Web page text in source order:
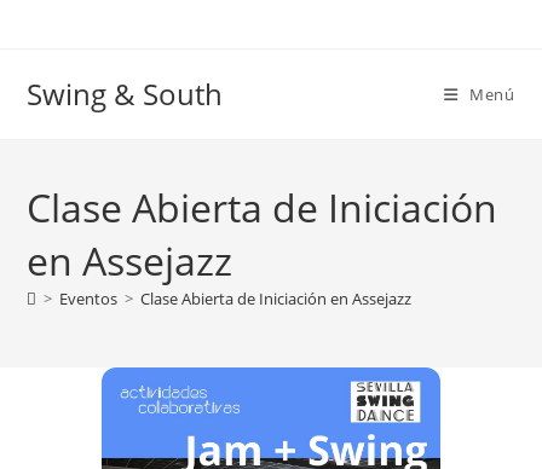
Swing & South Menú
Clase Abierta de Iniciación
en Assejazz
> Eventos > Clase Abierta de Iniciación en Assejazz